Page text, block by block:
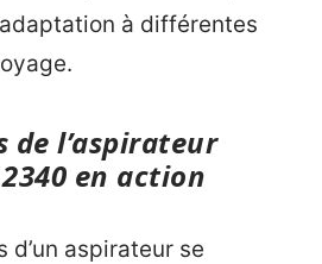
à différentes
de l’aspirateur
en action
aspirateur se